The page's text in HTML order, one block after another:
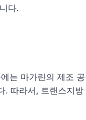
다.
는 마가린의 제조 공
. 따라서, 트랜스지방